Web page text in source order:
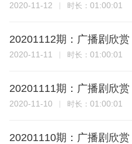
2020-11-12 时长： 01:00:01
20201112期：广播剧欣赏
2020-11-11 时长： 01:00:01
20201111期：广播剧欣赏
2020-11-10 时长： 01:00:01
20201110期：广播剧欣赏